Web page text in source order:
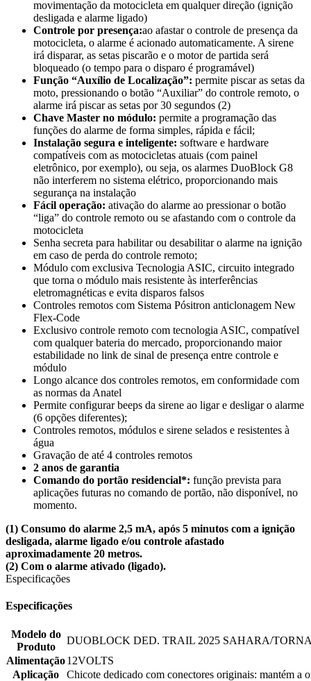
movimentação da motocicleta em qualquer direção (ignição
desligada e alarme ligado)
Controle por presença:ao afastar o controle de presença da
motocicleta, o alarme é acionado automaticamente. A sirene
irá disparar, as setas piscarão e o motor de partida será
bloqueado (o tempo para o disparo é programável)
Função “Auxílio de Localização”: permite piscar as setas da
moto, pressionando o botão “Auxiliar” do controle remoto, o
alarme irá piscar as setas por 30 segundos (2)
Chave Master no módulo: permite a programação das
funções do alarme de forma simples, rápida e fácil;
Instalação segura e inteligente: software e hardware
compatíveis com as motocicletas atuais (com painel
eletrônico, por exemplo), ou seja, os alarmes DuoBlock G8
não interferem no sistema elétrico, proporcionando mais
segurança na instalação
Fácil operação: ativação do alarme ao pressionar o botão
“liga” do controle remoto ou se afastando com o controle da
motocicleta
Senha secreta para habilitar ou desabilitar o alarme na ignição
em caso de perda do controle remoto;
Módulo com exclusiva Tecnologia ASIC, circuito integrado
que torna o módulo mais resistente às interferências
eletromagnéticas e evita disparos falsos
Controles remotos com Sistema Pósitron anticlonagem New
Flex-Code
Exclusivo controle remoto com tecnologia ASIC, compatível
com qualquer bateria do mercado, proporcionando maior
estabilidade no link de sinal de presença entre controle e
módulo
Longo alcance dos controles remotos, em conformidade com
as normas da Anatel
Permite configurar beeps da sirene ao ligar e desligar o alarme
(6 opções diferentes);
Controles remotos, módulos e sirene selados e resistentes à
água
Gravação de até 4 controles remotos
2 anos de garantia
Comando do portão residencial*: função prevista para
aplicações futuras no comando de portão, não disponível, no
momento.
(1) Consumo do alarme 2,5 mA, após 5 minutos com a ignição
desligada, alarme ligado e/ou controle afastado
aproximadamente 20 metros.
(2) Com o alarme ativado (ligado).
Especificações
Especificações
Modelo do
Produto
DUOBLOCK DED. TRAIL 2025 SAHARA/
Alimentação12VOLTS
Aplicação
Chicote dedicado com conectores originais: mantém a